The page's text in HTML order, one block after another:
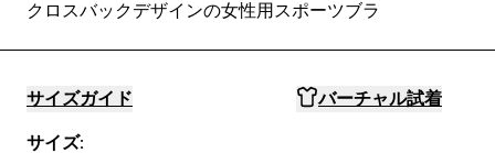
クロスバックデザインの女性用スポーツブラ
サイズガイド バーチャル試着
サイズ: